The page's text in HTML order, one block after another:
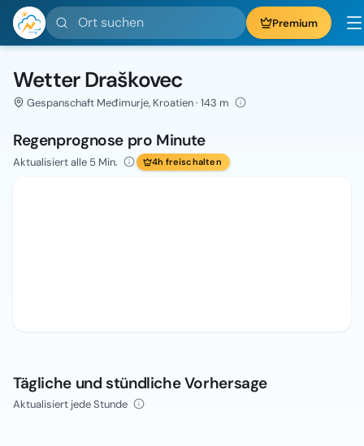
Ort suchen Premium
Wetter Draškovec
Gespanschaft Međimurje, Kroatien · 143 m
Regenprognose pro Minute
Aktualisiert alle 5 Min. 4h freischalten
Tägliche und stündliche Vorhersage
Aktualisiert jede Stunde